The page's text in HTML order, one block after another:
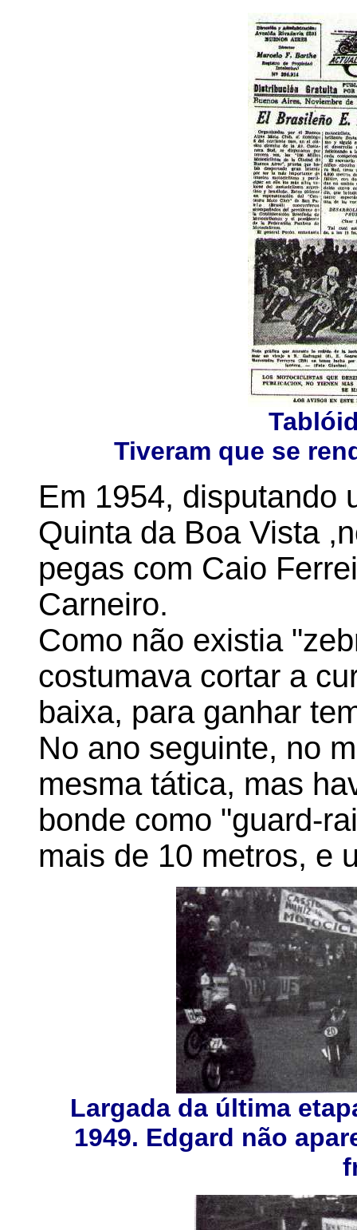
Tiveram que se
Em 1954, disputando
Quinta da Boa Vista
pegas com Caio
Carneiro.
Como não existia
costumava cortar a
baixa, para ganhar
No ano seguinte, no
mesma tática, mas
bonde como "guard-
mais de 10 metros, e
Largada da última
1949. Edgard não